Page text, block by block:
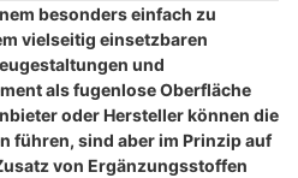
besonders einfach zu
vielseitig einsetzbaren
und
als fugenlose Oberfläche
oder Hersteller können die
führen, sind aber im Prinzip auf
von Ergänzungsstoffen